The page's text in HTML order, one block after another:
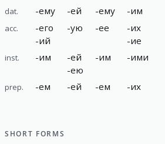
dat. -ему -ей -ему -им
acc. -его
-ий
-ую -ее -их
-ие
inst. -им -ей
-ею
-им -ими
prep. -ем -ей -ем -их
SHORT FORMS